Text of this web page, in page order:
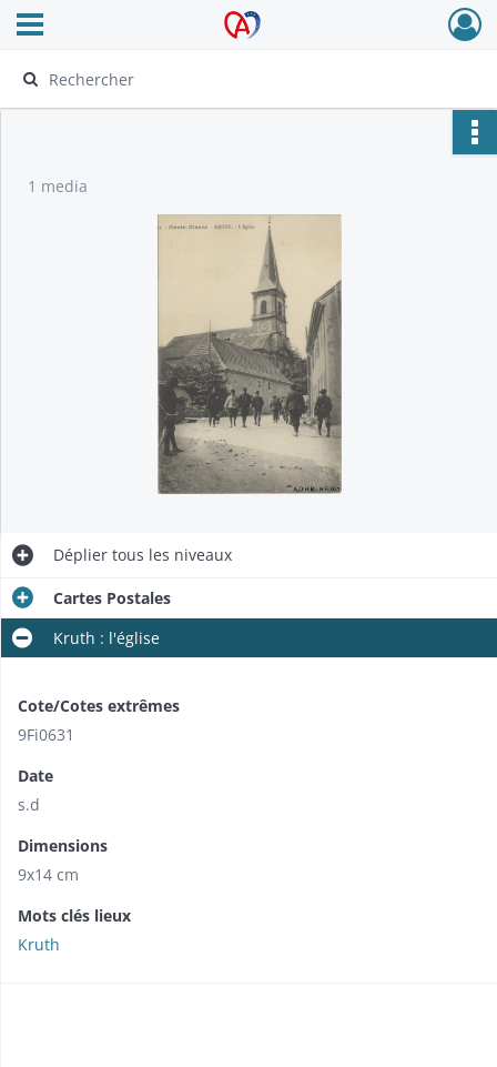
Archives Alsace - Colmar
Ouvrir le menu déroulant
1 media
Déplier tous les niveaux
Cartes Postales
Kruth : l'église
Cote/Cotes extrêmes
9Fi0631
Date
s.d
Dimensions
9x14 cm
Mots clés lieux
Kruth